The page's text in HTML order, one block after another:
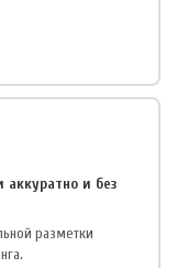
аккуратно и без
разметки